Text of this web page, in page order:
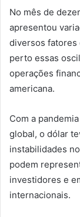
No mês de
apresentou
diversos fatores
perto essas
operações
americana.
Com a
global, o dólar
instabilidades
podem
investidores e
internacionais.